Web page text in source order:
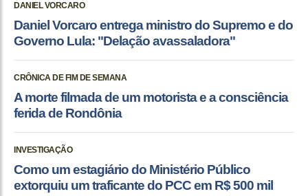
DANIEL VORCARO
Daniel Vorcaro entrega ministro do Supremo e do
Governo Lula: "Delação avassaladora"
CRÔNICA DE FIM DE SEMANA
A morte filmada de um motorista e a consciência
ferida de Rondônia
INVESTIGAÇÃO
Como um estagiário do Ministério Público
extorquiu um traficante do PCC em R$ 500 mil